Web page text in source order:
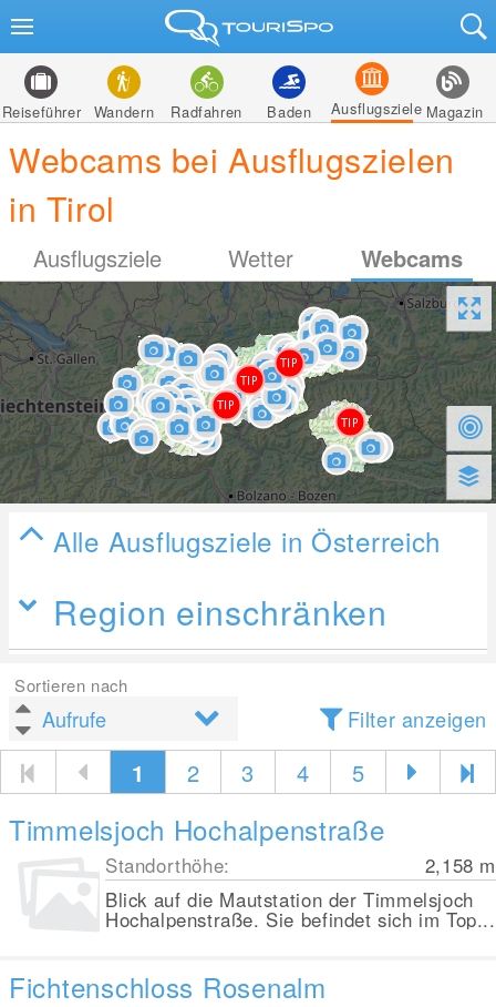
Reiseführer Wandern Radfahren Baden Ausflugsziele Magazin
Webcams bei Ausflugszielen
in Tirol
Ausflugsziele Wetter Webcams
Alle Ausflugsziele in Österreich
Region einschränken
Sortieren nach
Filter anzeigen
1 2 3 4 5
Timmelsjoch Hochalpenstraße
Standorthöhe: 2,158 m
Blick auf die Mautstation der Timmelsjoch
Hochalpenstraße. Sie befindet sich im Top...
Fichtenschloss Rosenalm